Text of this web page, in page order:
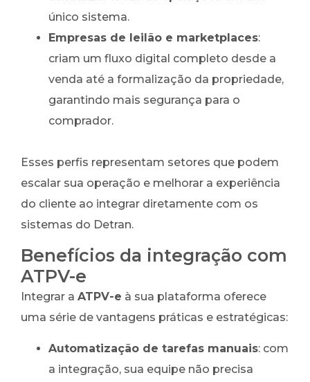
único sistema.
Empresas de leilão e marketplaces:
criam um fluxo digital completo desde a
venda até a formalização da propriedade,
garantindo mais segurança para o
comprador.
Esses perfis representam setores que podem
escalar sua operação e melhorar a experiência
do cliente ao integrar diretamente com os
sistemas do Detran.
Benefícios da integração com
ATPV-e
Integrar a ATPV-e à sua plataforma oferece
uma série de vantagens práticas e estratégicas:
Automatização de tarefas manuais: com
a integração, sua equipe não precisa